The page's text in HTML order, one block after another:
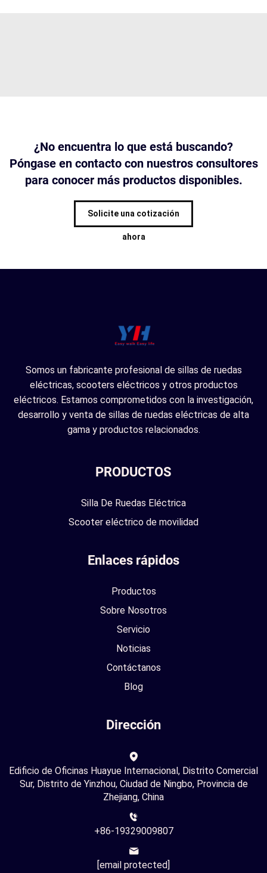
¿No encuentra lo que está buscando?
Póngase en contacto con nuestros consultores
para conocer más productos disponibles.
Solicite una cotización
ahora
Somos un fabricante profesional de sillas de ruedas
eléctricas, scooters eléctricos y otros productos
eléctricos. Estamos comprometidos con la investigación,
desarrollo y venta de sillas de ruedas eléctricas de alta
gama y productos relacionados.
PRODUCTOS
Silla De Ruedas Eléctrica
Scooter eléctrico de movilidad
Enlaces rápidos
Productos
Sobre Nosotros
Servicio
Noticias
Contáctanos
Blog
Dirección
Edificio de Oficinas Huayue Internacional, Distrito Comercial
Sur, Distrito de Yinzhou, Ciudad de Ningbo, Provincia de
Zhejiang, China
+86-19329009807
[email protected]